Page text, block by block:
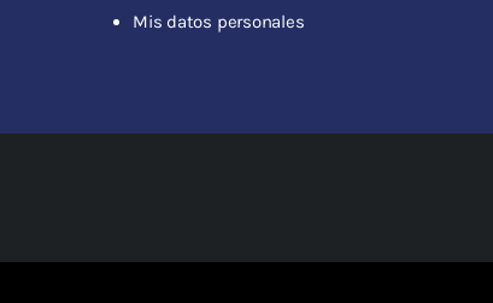
Mis datos personales